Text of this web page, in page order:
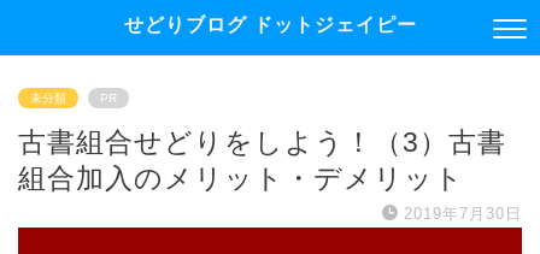
せどりブログ ドットジェイピー
未分類 PR
古書組合せどりをしよう！（3）古書
組合加入のメリット・デメリット
2019年7月30日